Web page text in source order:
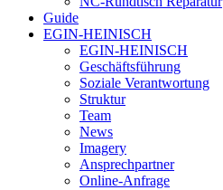
Guide
EGIN-HEINISCH
EGIN-HEINISCH
Geschäftsführung
Soziale Verantwortung
Struktur
Team
News
Imagery
Ansprechpartner
Online-Anfrage